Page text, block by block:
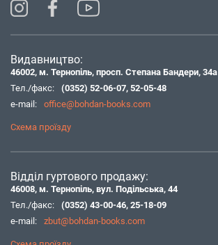
Видавництво:
46002, м. Тернопіль, просп. Степана Бандери, 34а
Тел./факс:
(0352) 52-06-07, 52-05-48
e-mail:
office@bohdan-books.com
Схема проїзду
Відділ гуртового продажу:
46008, м. Тернопіль, вул. Подільська, 44
Тел./факс:
(0352) 43-00-46, 25-18-09
e-mail:
zbut@bohdan-books.com